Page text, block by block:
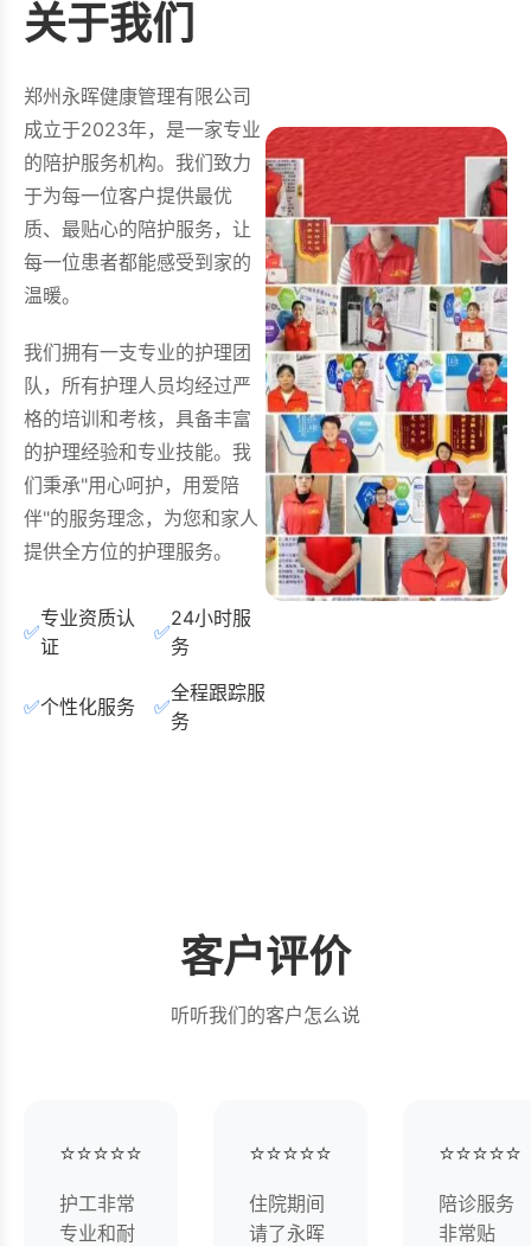
关于我们
郑州永晖健康管理有限公司
成立于2023年，是一家专业
的陪护服务机构。我们致力
于为每一位客户提供最优
质、最贴心的陪护服务，让
每一位患者都能感受到家的
温暖。
我们拥有一支专业的护理团
队，所有护理人员均经过严
格的培训和考核，具备丰富
的护理经验和专业技能。我
们秉承"用心呵护，用爱陪
伴"的服务理念，为您和家人
提供全方位的护理服务。
✅
专业资质认
证
✅
24小时服
务
✅个性化服务 ✅
全程跟踪服
务
客户评价
听听我们的客户怎么说
⭐⭐⭐⭐⭐
护工非常
专业和耐
⭐⭐⭐⭐⭐
住院期间
请了永晖
⭐⭐⭐⭐⭐
陪诊服务
非常贴